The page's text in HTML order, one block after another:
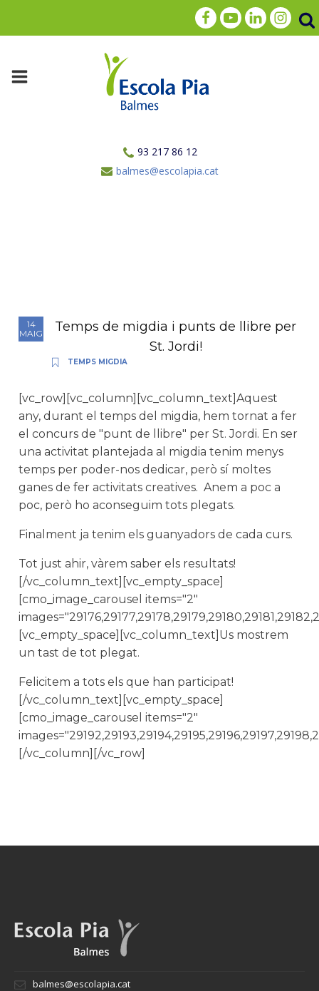
93 217 86 12
balmes@escolapia.cat
14
MAIG
Temps de migdia i punts de llibre per
St. Jordi!
TEMPS MIGDIA
[vc_row][vc_column][vc_column_text]Aquest
any, durant el temps del migdia, hem tornat a fer
el concurs de "punt de llibre" per St. Jordi. En ser
una activitat plantejada al migdia tenim menys
temps per poder-nos dedicar, però sí moltes
ganes de fer activitats creatives. Anem a poc a
poc, però ho aconseguim tots plegats.
Finalment ja tenim els guanyadors de cada curs.
Tot just ahir, vàrem saber els resultats!
[/vc_column_text][vc_empty_space]
[cmo_image_carousel items="2"
[vc_empty_space][vc_column_text]Us mostrem
un tast de tot plegat.
Felicitem a tots els que han participat!
[/vc_column_text][vc_empty_space]
[cmo_image_carousel items="2"
[/vc_column][/vc_row]
balmes@escolapia.cat